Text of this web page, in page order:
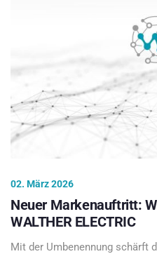
02. März 2026
Neuer Markenauftritt:
WALTHER ELECTRIC
Mit der Umbenennung schärft